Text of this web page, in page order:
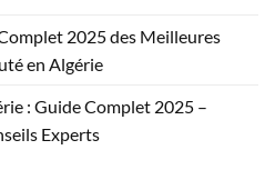
2025 des Meilleures
en Algérie
: Guide Complet 2025 –
Experts